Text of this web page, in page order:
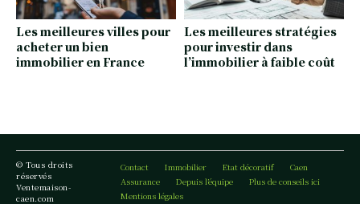
Les meilleures villes pour
acheter un bien
immobilier en France
Les meilleures stratégies
pour investir dans
l’immobilier à faible coût
© Tous droits
réservés
Ventemaison-
caen.com
Contact Immobilier Etat décoratif
Caen
Assurance
Depuis l’équipe
Plus de conseils ici
Mentions légales